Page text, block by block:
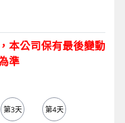
本公司保有最後變動
準
第3天 第4天